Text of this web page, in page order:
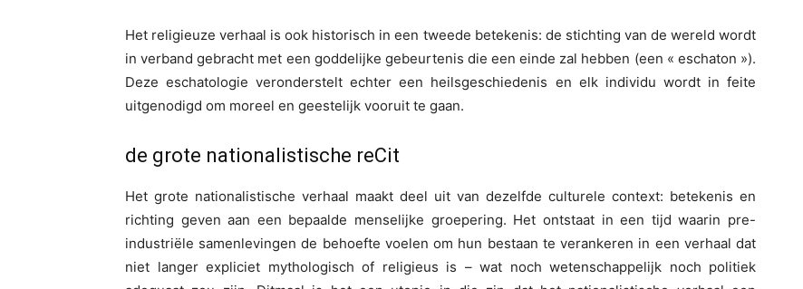
Het religieuze verhaal is ook historisch in een tweede betekenis: de stichting van de wereld wordt
in verband gebracht met een goddelijke gebeurtenis die een einde zal hebben (een « eschaton »).
Deze eschatologie veronderstelt echter een heilsgeschiedenis en elk individu wordt in feite
uitgenodigd om moreel en geestelijk vooruit te gaan.
de grote nationalistische reCit
Het grote nationalistische verhaal maakt deel uit van dezelfde culturele context: betekenis en
richting geven aan een bepaalde menselijke groepering. Het ontstaat in een tijd waarin pre-
industriële samenlevingen de behoefte voelen om hun bestaan te verankeren in een verhaal dat
niet langer expliciet mythologisch of religieus is – wat noch wetenschappelijk noch politiek